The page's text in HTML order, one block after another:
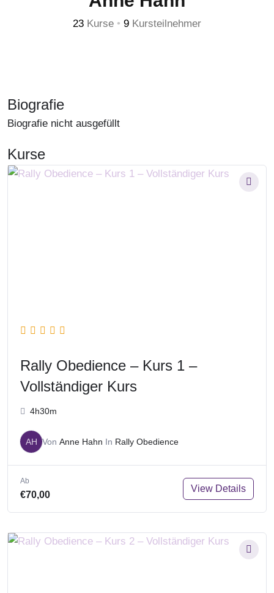
23 Kurse • 9 Kursteilnehmer
Biografie
Biografie nicht ausgefüllt
Kurse
Rally Obedience – Kurs 1 –
Vollständiger Kurs
4h30m
AH Von Anne Hahn In Rally Obedience
Ab
€70,00
View Details